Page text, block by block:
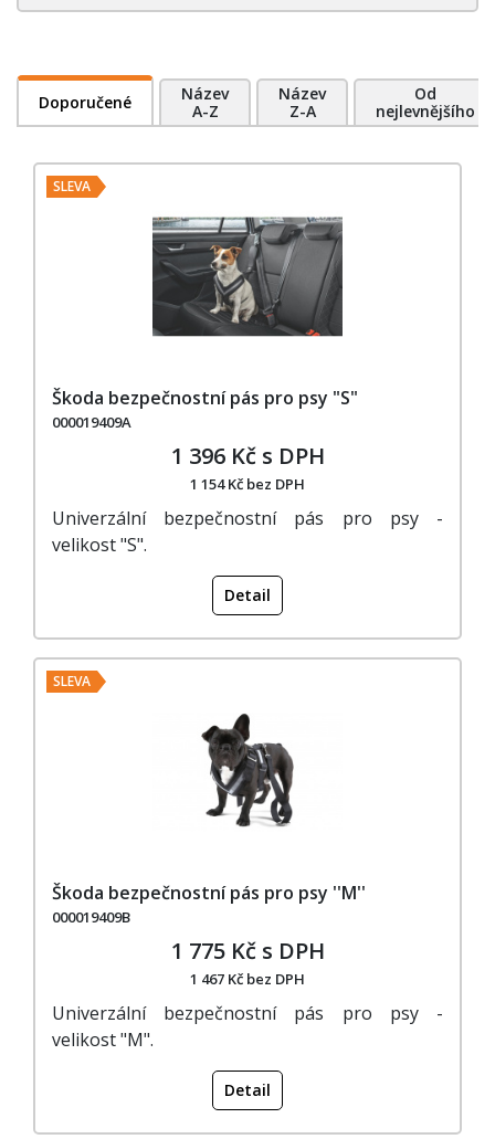
Doporučené
Název
A-Z
Název
Z-A
Od
nejlevnějšího
SLEVA
Škoda bezpečnostní pás pro psy "S"
000019409A
1 396 Kč s DPH
1 154 Kč bez DPH
Univerzální bezpečnostní pás pro psy -
velikost "S".
Detail
SLEVA
Škoda bezpečnostní pás pro psy ''M''
000019409B
1 775 Kč s DPH
1 467 Kč bez DPH
Univerzální bezpečnostní pás pro psy -
velikost "M".
Detail